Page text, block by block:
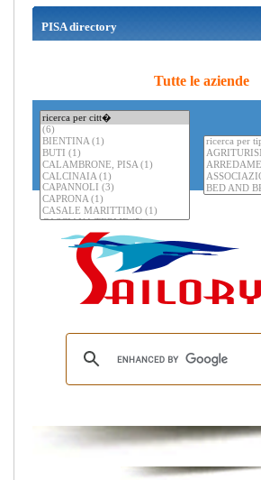
PISA directory
Tutte le aziende